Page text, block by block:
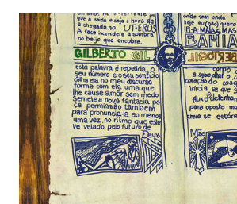
dois na mesma bula, são como osso e
zil milhas de amor e sons, cantando e
os corações. Faixas: 01. Doida 02. Salve-se
Dominguinhos) 03. Segredo de Menina 04.
Palavra de Mulher 06. Dragão Encantado 07.
Coração 08. Um Bilhete Pro Seu Lua (Part.
Girassol da Baixada 10. A Flor da Magia 11.
MP3 - 3...